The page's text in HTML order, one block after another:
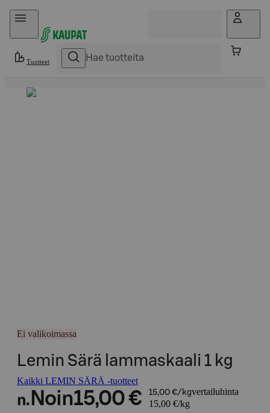
Hyppää sisältöön
Tuotteet
Ei valikoimassa
Lemin Särä lammaskaali 1 kg
Kaikki LEMIN SÄRÄ -tuotteet
n. Noin15,00 € 15,00 €/kgvertailuhinta
15,00 €/kg